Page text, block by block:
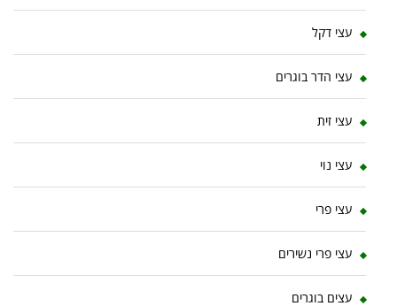
עצי דקל
עצי הדר בוגרים
עצי זית
עצי נוי
עצי פרי
עצי פרי נשירים
עצים בוגרים